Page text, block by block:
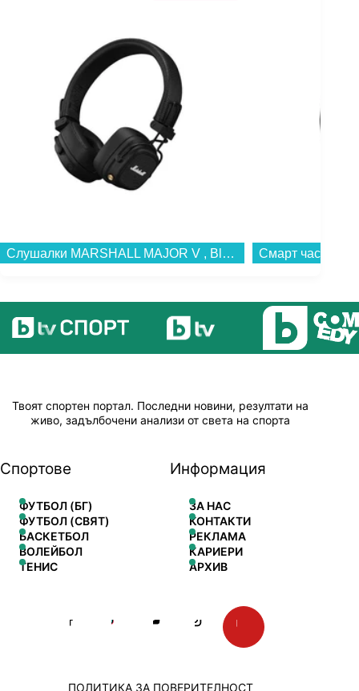
Слушалки MARSHALL MAJOR V , Bluetooth , ON-EAR...
Твоят спортен портал. Последни новини, резултати на
живо, задълбочени анализи от света на спорта
Спортове
ФУТБОЛ (БГ)
ФУТБОЛ (СВЯТ)
БАСКЕТБОЛ
ВОЛЕЙБОЛ
ТЕНИС
Информация
ЗА НАС
КОНТАКТИ
РЕКЛАМА
КАРИЕРИ
АРХИВ
ПОЛИТИКА ЗА ПОВЕРИТЕЛНОСТ